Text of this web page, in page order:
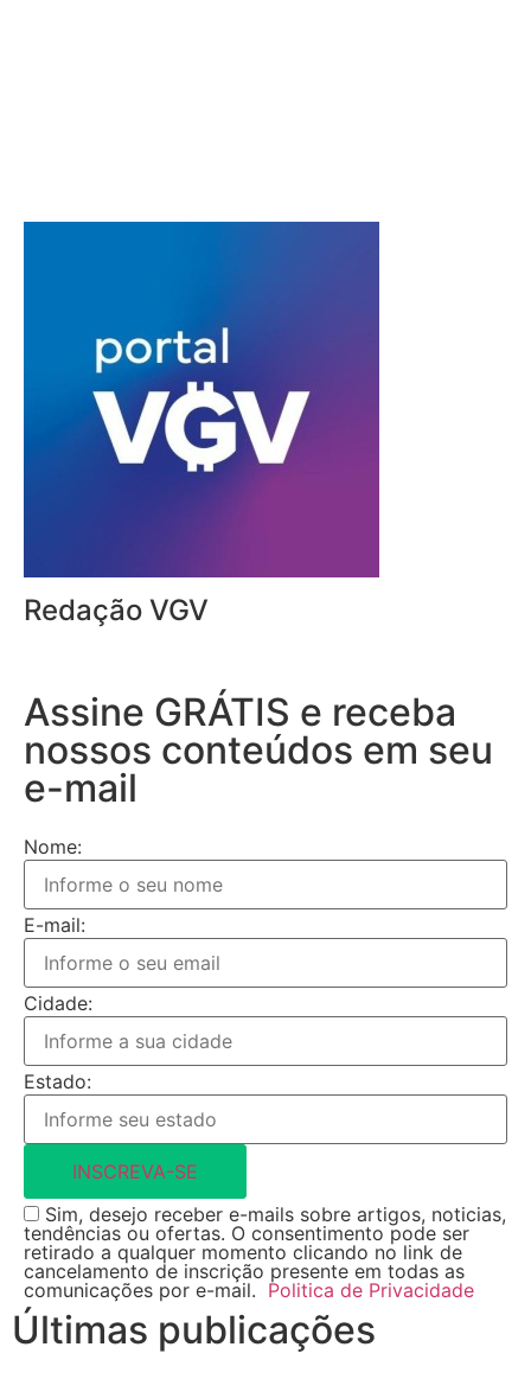
Redação VGV
Assine GRÁTIS e receba
nossos conteúdos em seu
e-mail
Nome:
E-mail:
Cidade:
Estado:
INSCREVA-SE
Sim, desejo receber e-mails sobre artigos, noticias,
tendências ou ofertas. O consentimento pode ser
retirado a qualquer momento clicando no link de
cancelamento de inscrição presente em todas as
comunicações por e-mail. Politica de Privacidade
Últimas publicações